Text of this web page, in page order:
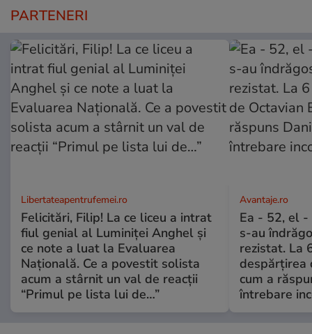
PARTENERI
Libertateapentrufemei.ro
Felicitări, Filip! La ce liceu a intrat
fiul genial al Luminiței Anghel și
ce note a luat la Evaluarea
Națională. Ce a povestit solista
acum a stârnit un val de reacții
“Primul pe lista lui de…”
Avantaje.ro
Ea - 52, el -
s-au
rezistat. La
despărțirea
cum a
întrebare